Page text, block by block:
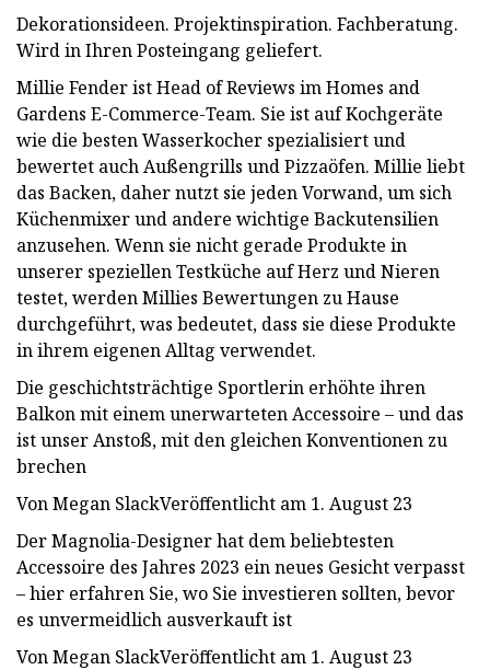
Dekorationsideen. Projektinspiration. Fachberatung.
Wird in Ihren Posteingang geliefert.
Millie Fender ist Head of Reviews im Homes and
Gardens E-Commerce-Team. Sie ist auf Kochgeräte
wie die besten Wasserkocher spezialisiert und
bewertet auch Außengrills und Pizzaöfen. Millie liebt
das Backen, daher nutzt sie jeden Vorwand, um sich
Küchenmixer und andere wichtige Backutensilien
anzusehen. Wenn sie nicht gerade Produkte in
unserer speziellen Testküche auf Herz und Nieren
testet, werden Millies Bewertungen zu Hause
durchgeführt, was bedeutet, dass sie diese Produkte
in ihrem eigenen Alltag verwendet.
Die geschichtsträchtige Sportlerin erhöhte ihren
Balkon mit einem unerwarteten Accessoire – und das
ist unser Anstoß, mit den gleichen Konventionen zu
brechen
Von Megan SlackVeröffentlicht am 1. August 23
Der Magnolia-Designer hat dem beliebtesten
Accessoire des Jahres 2023 ein neues Gesicht verpasst
– hier erfahren Sie, wo Sie investieren sollten, bevor
es unvermeidlich ausverkauft ist
Von Megan SlackVeröffentlicht am 1. August 23